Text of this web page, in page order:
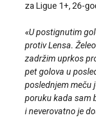
za Ligue 1+, 26-
«U postignutim
protiv Lensa.
zadržim uprkos
pet golova u
poslednjem meču
poruku kada sam
i neverovatno je